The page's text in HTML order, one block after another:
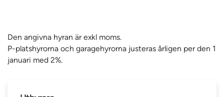
Den angivna hyran är exkl moms.
P-platshyrorna och garagehyrorna justeras årligen per den 1
januari med 2%.